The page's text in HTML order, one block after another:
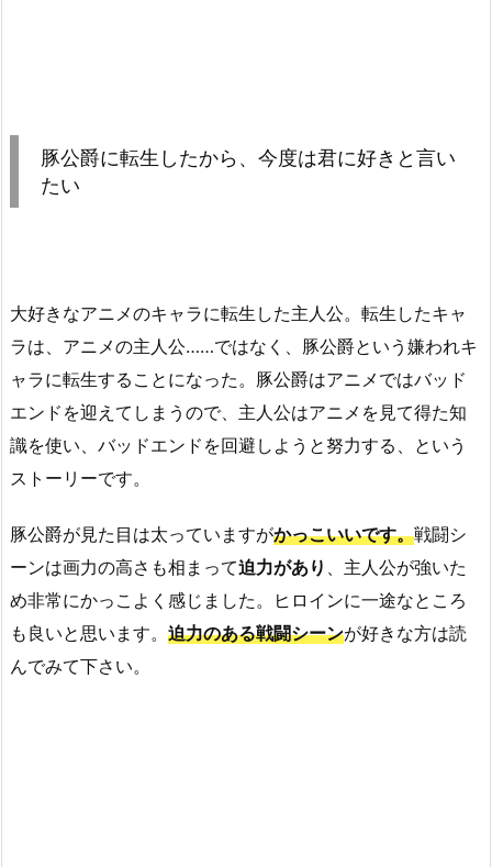
豚公爵に転生したから、今度は君に好きと言い
たい
大好きなアニメのキャラに転生した主人公。転生したキャ
ラは、アニメの主人公……ではなく、豚公爵という嫌われキ
ャラに転生することになった。豚公爵はアニメではバッド
エンドを迎えてしまうので、主人公はアニメを見て得た知
識を使い、バッドエンドを回避しようと努力する、という
ストーリーです。
豚公爵が見た目は太っていますがかっこいいです。戦闘シ
ーンは画力の高さも相まって迫力があり
、主人公が強いた
め非常にかっこよく感じました。ヒロインに一途なところ
も良いと思います。 迫力のある戦闘シーンが好きな方は読
んでみて下さい。